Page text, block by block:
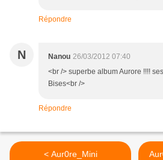
Répondre
N Nanou 26/03/2012 07:40
<br /> superbe album Aurore !!!!
Bises<br />
Répondre
< Aur0re_Mini